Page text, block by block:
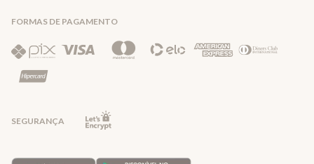
Política de Privacidade
FORMAS DE PAGAMENTO
SEGURANÇA